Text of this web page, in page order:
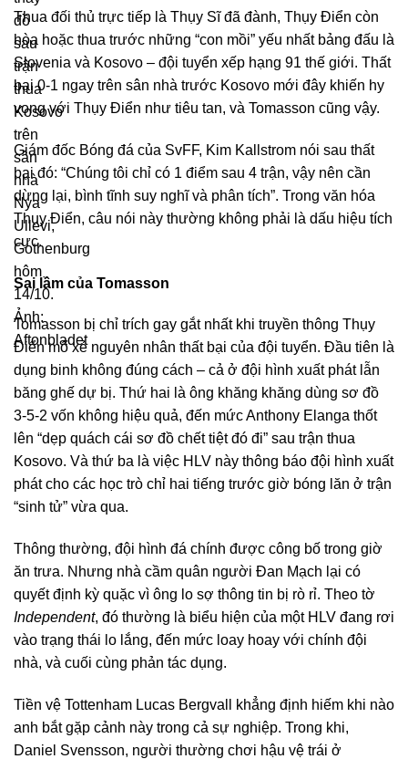
Thua đối thủ trực tiếp là Thụy Sĩ đã đành, Thụy Điển còn
hòa hoặc thua trước những “con mồi” yếu nhất bảng đấu là
Slovenia và Kosovo – đội tuyển xếp hạng 91 thế giới. Thất
bại 0-1 ngay trên sân nhà trước Kosovo mới đây khiến hy
vọng với Thụy Điển như tiêu tan, và Tomasson cũng vậy.
Giám đốc Bóng đá của SvFF, Kim Kallstrom nói sau thất
bại đó: “Chúng tôi chỉ có 1 điểm sau 4 trận, vậy nên cần
dừng lại, bình tĩnh suy nghĩ và phân tích”. Trong văn hóa
Thụy Điển, câu nói này thường không phải là dấu hiệu tích
cực.
Sai lầm của Tomasson
Tomasson bị chỉ trích gay gắt nhất khi truyền thông Thụy
Điển mổ xẻ nguyên nhân thất bại của đội tuyển. Đầu tiên là
dụng binh không đúng cách – cả ở đội hình xuất phát lẫn
băng ghế dự bị. Thứ hai là ông khăng khăng dùng sơ đồ
3-5-2 vốn không hiệu quả, đến mức Anthony Elanga thốt
lên “dẹp quách cái sơ đồ chết tiệt đó đi” sau trận thua
Kosovo. Và thứ ba là việc HLV này thông báo đội hình xuất
phát cho các học trò chỉ hai tiếng trước giờ bóng lăn ở trận
“sinh tử” vừa qua.
Thông thường, đội hình đá chính được công bố trong giờ
ăn trưa. Nhưng nhà cầm quân người Đan Mạch lại có
quyết định kỳ quặc vì ông lo sợ thông tin bị rò rỉ. Theo tờ
Independent, đó thường là biểu hiện của một HLV đang rơi
vào trạng thái lo lắng, đến mức loay hoay với chính đội
nhà, và cuối cùng phản tác dụng.
Tiền vệ Tottenham Lucas Bergvall khẳng định hiếm khi nào
anh bắt gặp cảnh này trong cả sự nghiệp. Trong khi,
Daniel Svensson, người thường chơi hậu vệ trái ở